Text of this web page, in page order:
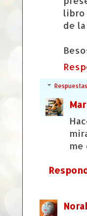
libro
de
Respuestas
me